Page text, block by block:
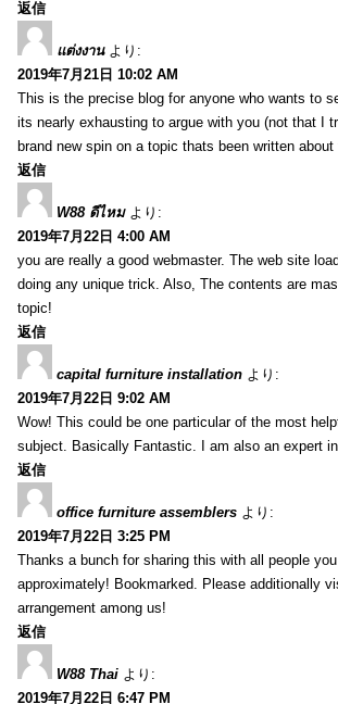
返信
แต่งงาน より:
2019年7月21日 10:02 AM
This is the precise blog for anyone who wants to
its nearly exhausting to argue with you (not that I
brand new spin on a topic thats been written
返信
W88 ดีไหม より:
2019年7月22日 4:00 AM
you are really a good webmaster. The web site
doing any unique trick. Also, The contents are
topic!
返信
capital furniture installation より:
2019年7月22日 9:02 AM
Wow! This could be one particular of the most
subject. Basically Fantastic. I am also an expert
返信
office furniture assemblers より:
2019年7月22日 3:25 PM
Thanks a bunch for sharing this with all people
approximately! Bookmarked. Please additionally
arrangement among us!
返信
W88 Thai より:
2019年7月22日 6:47 PM